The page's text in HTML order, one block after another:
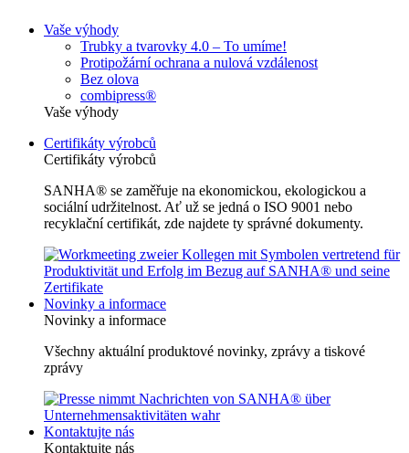
Vaše výhody
Trubky a tvarovky 4.0 – To umíme!
Protipožární ochrana a nulová vzdálenost
Bez olova
combipress®
Vaše výhody
Certifikáty výrobců
Certifikáty výrobců
SANHA® se zaměřuje na ekonomickou, ekologickou a
sociální udržitelnost. Ať už se jedná o ISO 9001 nebo
recyklační certifikát, zde najdete ty správné dokumenty.
Novinky a informace
Novinky a informace
Všechny aktuální produktové novinky, zprávy a tiskové
zprávy
Kontaktujte nás
Kontaktujte nás